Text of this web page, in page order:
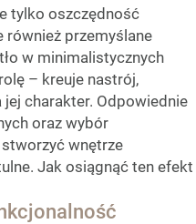
tylko oszczędność
również przemyślane
w minimalistycznych
– kreuje nastrój,
charakter. Odpowiednie
oraz wybór
wnętrze
Jak osiągnąć ten efekt